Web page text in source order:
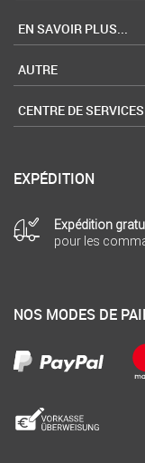
EN SAVOIR PLUS...
AUTRE
CENTRE DE SERVICES
EXPÉDITION
Expédition
pour les
NOS MODES DE